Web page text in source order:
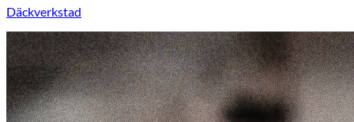
Däckverkstad